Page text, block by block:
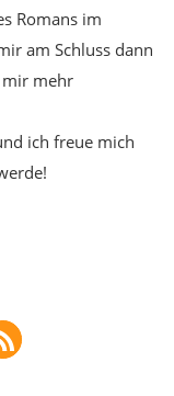
Romans im
am Schluss dann
mir mehr
ich freue mich